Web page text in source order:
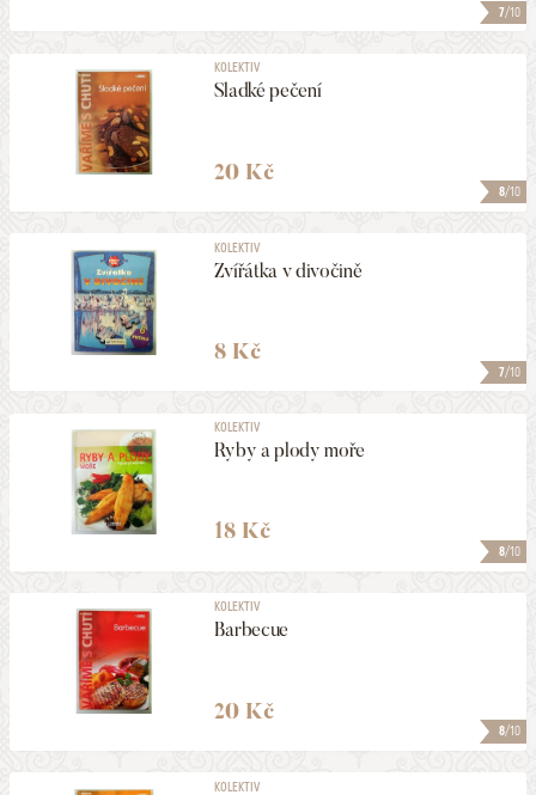
7/10
8/10
KOLEKTIV
Sladké pečení
20 Kč
7/10
KOLEKTIV
Zvířátka v divočině
8 Kč
8/10
KOLEKTIV
Ryby a plody moře
18 Kč
8/10
KOLEKTIV
Barbecue
20 Kč
KOLEKTIV